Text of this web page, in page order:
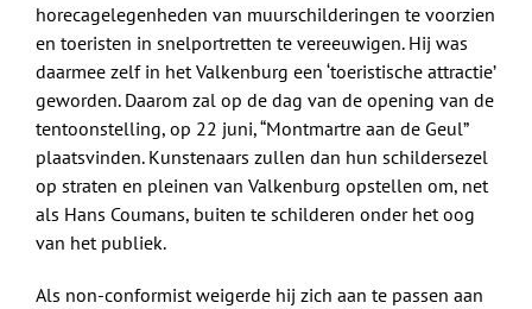
horecagelegenheden van muurschilderingen te voorzien
en toeristen in snelportretten te vereeuwigen. Hij was
daarmee zelf in het Valkenburg een ‘toeristische attractie’
geworden. Daarom zal op de dag van de opening van de
tentoonstelling, op 22 juni, “Montmartre aan de Geul”
plaatsvinden. Kunstenaars zullen dan hun schildersezel
op straten en pleinen van Valkenburg opstellen om, net
als Hans Coumans, buiten te schilderen onder het oog
van het publiek.
Als non-conformist weigerde hij zich aan te passen aan